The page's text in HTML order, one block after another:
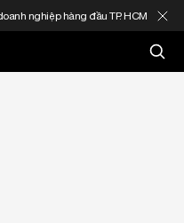
nghiệp hàng đầu TP. HCM